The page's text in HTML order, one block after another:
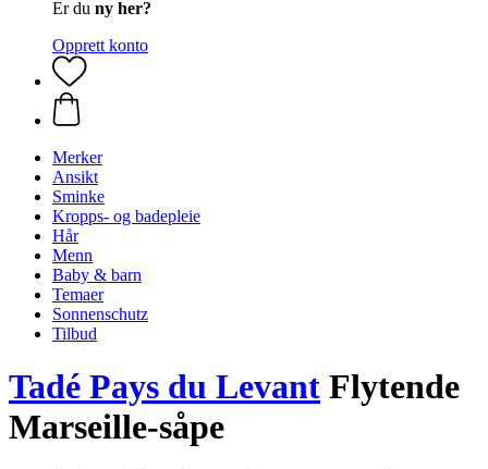
Er du ny her?
Opprett konto
Merker
Ansikt
Sminke
Kropps- og badepleie
Hår
Menn
Baby & barn
Temaer
Sonnenschutz
Tilbud
Tadé Pays du Levant Flytende
Marseille-såpe